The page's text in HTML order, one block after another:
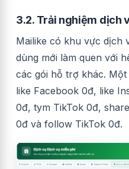
3.2. Trải nghiệm dịch
Mailike có khu vực dịch
dùng mới làm quen với
các gói hỗ trợ khác.
like Facebook 0đ, like
0đ, tym TikTok 0đ,
0đ và follow TikTok 0đ.